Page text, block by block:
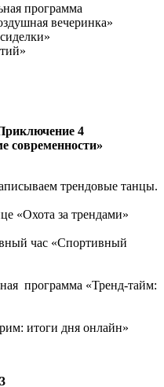
программа
вечеринка»
4
современности»
трендовые танцы.
«Охота за трендами»
час «Спортивный
программа «Тренд-тайм:
итоги дня онлайн»